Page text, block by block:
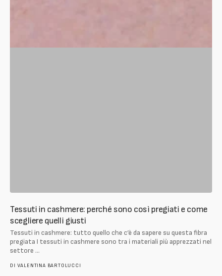
Tessuti in cashmere: perché sono così pregiati e come
scegliere quelli giusti
Tessuti in cashmere: tutto quello che c’è da sapere su questa fibra
pregiata I tessuti in cashmere sono tra i materiali più apprezzati nel
settore ...
DI VALENTINA BARTOLUCCI